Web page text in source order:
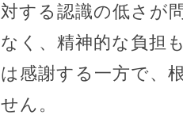
対する認識の低さが
なく、精神的な負担
は感謝する一方で、
せん。